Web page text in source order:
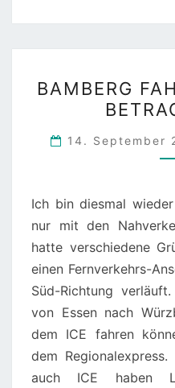
BAMBERG
14. September
Ich bin diesmal
nur mit den
hatte verschiedene
einen Fernverkehrs-
Süd-Richtung
von Essen nach
dem ICE fahren
dem
auch ICE haben